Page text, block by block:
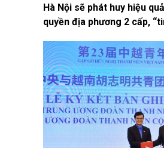
Hà Nội sẽ phát huy hiệu
quyền địa phương 2 cấp,